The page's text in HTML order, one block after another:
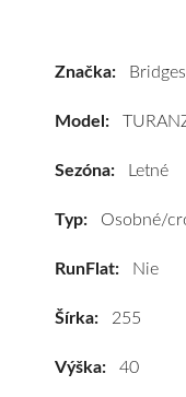
Značka:
Model:
Sezóna: Letné
Typ: Osobné/
RunFlat: Nie
Šírka: 255
Výška: 40